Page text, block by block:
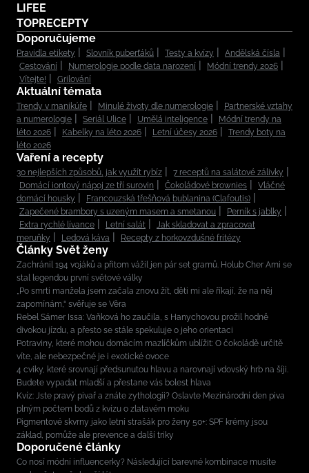
LIFEE
TOPRECEPTY
Doporučujeme
Pravidla etikety Slovník puberťáků Testy a kvízy
Andělská čísla
Cestování
Numerologie podle data narození
Módní trendy 2026
Vítejte!
Grilování
Aktuální témata
Trendy v manikúře Minulé životy dle numerologie
Partnerské vztahy
a numerologie
Seriál Ulice Umělá inteligence
Módní trendy na
léto 2026
Kabelky na léto 2026 Letní účesy 2026
Trendy boty na
léto 2026
Vaření a recepty
30 nejlepších způsobů, jak využít rybíz
7 receptů na salátové zálivky
Domácí iontový nápoj ze tří surovin
Čokoládové brownies
Vláčné
domácí housky
Francouzská třešňová bublanina (Clafoutis)
Zapečené brambory s uzeným masem a smetanou
Perník s jablky
Extra rychlé lívance
Letní salát
Jak skladovat a zpracovat
meruňky
Ledová káva Recepty z horkovzdušné fritézy
Články Svět ženy
Zachránil 194 vojáků a přitom vážil jen pár set gramů. Holub Cher Ami se
stal legendou první světové války
„Po smrti manžela jsem začala znovu žít, děti mi ale říkají, že na něj
zapomínám,“ svěřuje se Věra
Rebel Sámer Issa: Vaňková ho zaučila, s Hanychovou prožil hodně
divokou jízdu, a přesto se stále spekuluje o jeho orientaci
Potraviny, které mohou domácím mazlíčkům ublížit: O čokoládě určitě
víte, ale nebezpečné je i exotické ovoce
4 cviky, které srovnají předsunutou hlavu a narovnají vdovský hrb na šíji.
Budete vypadat mladší a přestane vás bolest hlava
Kvíz: Jste pravý pivař a znáte zythologii? Oslavte Mezinárodní den piva
plným počtem bodů z kvízu o zlatavém moku
Pigmentové skvrny jako letní strašák pro ženy 50+: SPF krémy jsou
základ, pomůže ale prevence a další triky
Doporučené články
Co nosí módní influencerky? Následující barevné kombinace musíte